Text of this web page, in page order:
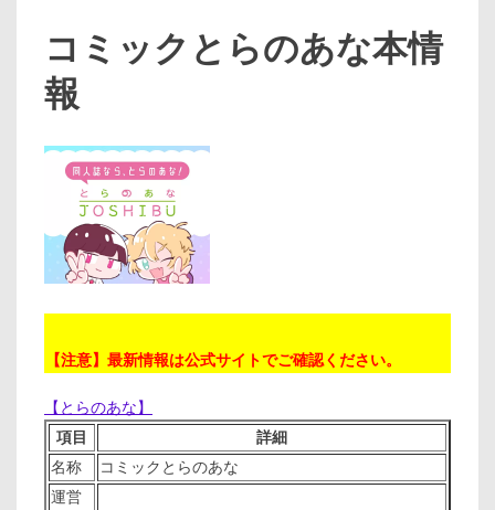
コミックとらのあな本情
報
【注意】最新情報は公式サイトでご確認ください。
【とらのあな】
項目
詳細
名称
コミックとらのあな
運営